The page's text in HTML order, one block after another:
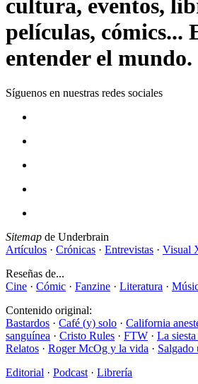
cultura, eventos,
películas, cómics...
entender el mundo.
Síguenos en nuestras redes sociales
Sitemap de Underbrain
Artículos · Crónicas · Entrevistas · Visual
Reseñas de...
Cine · Cómic · Fanzine · Literatura ·
Contenido original:
Bastardos · Café (y) solo · California
sanguínea · Cristo Rules · FTW · La
Relatos · Roger McOg y la vida · Salgado
Editorial · Podcast · Librería